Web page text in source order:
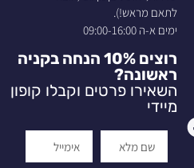
לתאם מראש!).
ימים א-ה 09:00-16:00
רוצים 10% הנחה בקניה
ראשונה?
השאירו פרטים וקבלו קופון
מיידי